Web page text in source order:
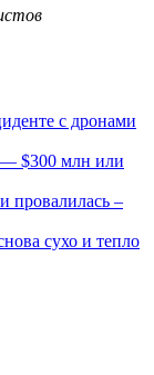
с дронами
— $300 млн или
провалилась –
сухо и тепло